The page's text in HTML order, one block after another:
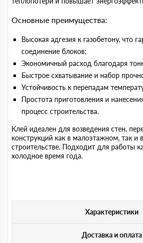
Основные преимущества:
Высокая адгезия к газобетону, что
соединение блоков;
Экономичный расход благодаря
Быстрое схватывание и набор
Устойчивость к перепадам
Простота приготовления и
процесс строительства.
Клей идеален для возведения стен,
конструкций как в малоэтажном, так
строительстве. Подходит для работы
холодное время года.
Характеристики
Доставка и оплата